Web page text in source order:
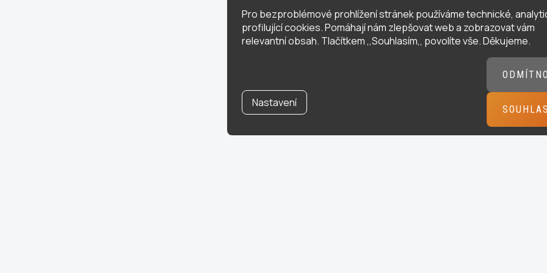
Pro bezproblémové prohlížení stránek používáme technické,
profilující cookies. Pomáhají nám zlepšovat web a zobrazovat vám
relevantní obsah. Tlačítkem ,,Souhlasím,, povolíte vše. Děkujeme.
Nastavení